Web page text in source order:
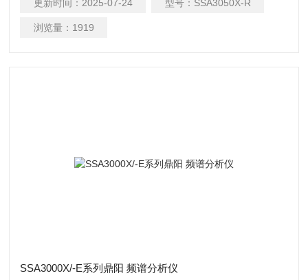
放大器，显示平均噪声电平（DANL ）可达-161 dBm/Hz（典型
值），具备出色的微小信号测量能力。
更新时间： 2025-07-24 型号： SSA3050X-R
浏览量： 1919
SSA3000X/-E系列鼎阳 频谱分析仪